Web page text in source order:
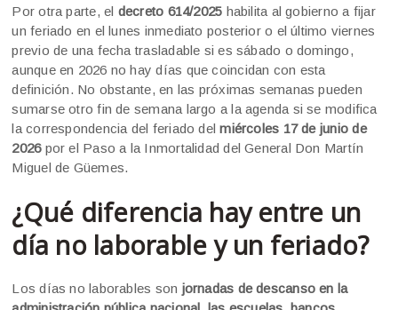
Por otra parte, el decreto 614/2025 habilita al gobierno a fijar
un feriado en el lunes inmediato posterior o el último viernes
previo de una fecha trasladable si es sábado o domingo,
aunque en 2026 no hay días que coincidan con esta
definición. No obstante, en las próximas semanas pueden
sumarse otro fin de semana largo a la agenda si se modifica
la correspondencia del feriado delmiércoles 17 de junio de
2026por el Paso a la Inmortalidad del General Don Martín
Miguel de Güemes.
¿Qué diferencia hay entre un
día no laborable y un feriado?
Los días no laborables son jornadas de descanso en la